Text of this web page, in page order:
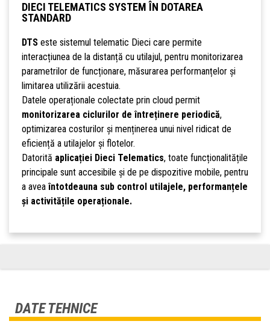
DIECI TELEMATICS SYSTEM ÎN DOTAREA
STANDARD
DTSeste sistemul telematic Dieci care permite
interacțiunea de la distanță cu utilajul, pentru monitorizarea
parametrilor de funcționare, măsurarea performanțelor și
limitarea utilizării acestuia.
Datele operaționale colectate prin cloud permit
monitorizarea ciclurilor de întreținere periodică,
optimizarea costurilor și menținerea unui nivel ridicat de
eficiență a utilajelor și flotelor.
Datorită aplicației Dieci Telematics, toate funcționalitățile
principale sunt accesibile și de pe dispozitive mobile, pentru
a aveaîntotdeauna sub control utilajele, performanțele
și activitățile operaționale.
DATE TEHNICE